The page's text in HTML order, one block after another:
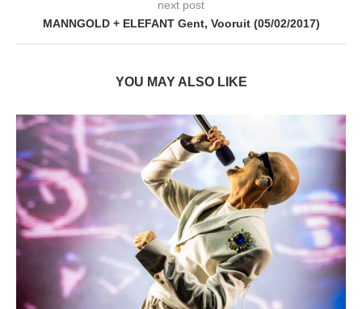
next post
MANNGOLD + ELEFANT Gent, Vooruit (05/02/2017)
YOU MAY ALSO LIKE